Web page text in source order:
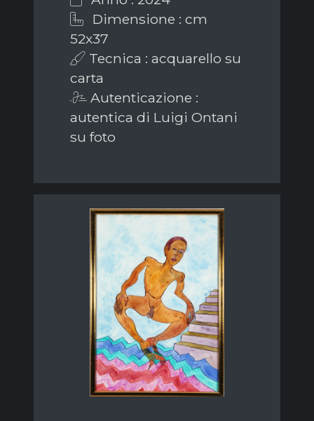
Dimensione : cm
52x37
Tecnica : acquarello su
carta
Autenticazione :
autentica di Luigi Ontani
su foto